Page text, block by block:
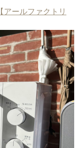
ールファクトリ